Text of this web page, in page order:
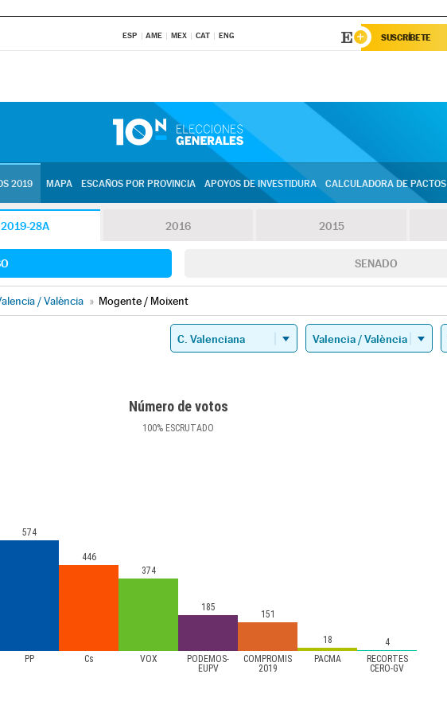
ESP AME MEX CAT ENG SUSCRÍBETE
2019 MAPA ESCAÑOS POR PROVINCIA APOYOS DE INVESTIDURA CALCULADORA DE PACTOS
2019-28A 2016 2015
SENADO
/ València » Mogente / Moixent
Número de votos
100% ESCRUTADO
PP Cs VOX
PODEMOS-
EUPV
COMPROMÍS
2019
PACMA
RECORTES
CERO-GV
574
446
374
185
151
18 4